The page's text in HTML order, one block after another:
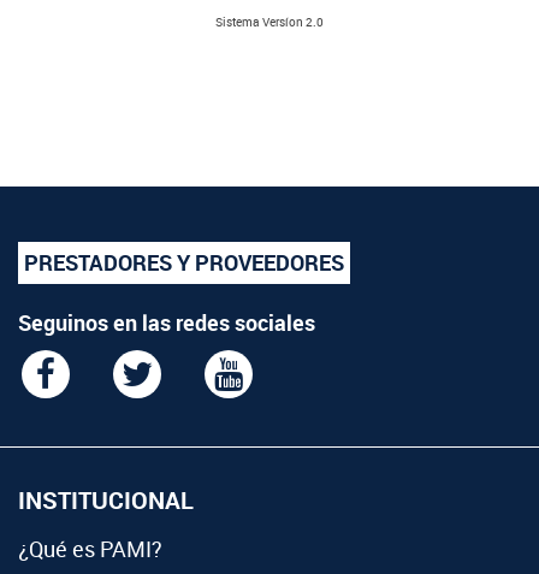
Sistema Versíon 2.0
PRESTADORES Y PROVEEDORES
Seguinos en las redes sociales
INSTITUCIONAL
¿Qué es PAMI?